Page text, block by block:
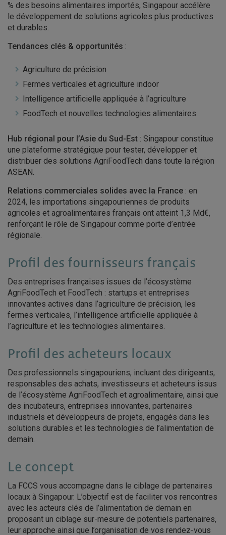
% des besoins alimentaires importés, Singapour accélère
le développement de solutions agricoles plus productives
et durables.
Tendances clés & opportunités :
Agriculture de précision
Fermes verticales et agriculture indoor
Intelligence artificielle appliquée à l’agriculture
FoodTech et nouvelles technologies alimentaires
Hub régional pour l’Asie du Sud-Est : Singapour constitue
une plateforme stratégique pour tester, développer et
distribuer des solutions AgriFoodTech dans toute la région
ASEAN.
Relations commerciales solides avec la France : en
2024, les importations singapouriennes de produits
agricoles et agroalimentaires français ont atteint 1,3 Md€,
renforçant le rôle de Singapour comme porte d’entrée
régionale.
Profil des fournisseurs français
Des entreprises françaises issues de l’écosystème
AgriFoodTech et FoodTech : startups et entreprises
innovantes actives dans l’agriculture de précision, les
fermes verticales, l’intelligence artificielle appliquée à
l’agriculture et les technologies alimentaires.
Profil des acheteurs locaux
Des professionnels singapouriens, incluant des dirigeants,
responsables des achats, investisseurs et acheteurs issus
de l’écosystème AgriFoodTech et agroalimentaire, ainsi que
des incubateurs, entreprises innovantes, partenaires
industriels et développeurs de projets, engagés dans les
solutions durables et les technologies de l’alimentation de
demain.
Le concept
La FCCS vous accompagne dans le ciblage de partenaires
locaux à Singapour. L’objectif est de faciliter vos rencontres
avec les acteurs clés de l’alimentation de demain en
proposant un ciblage sur-mesure de potentiels partenaires,
leur approche ainsi que l’organisation de vos rendez-vous